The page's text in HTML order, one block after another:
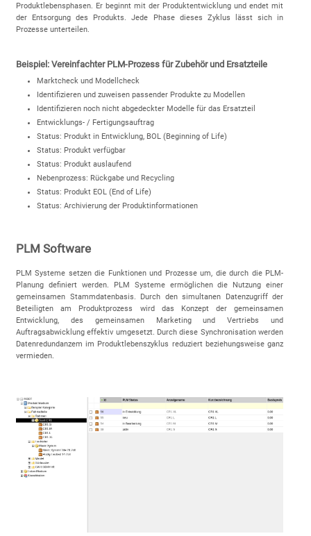
Produktlebensphasen. Er beginnt mit der Produktentwicklung und endet mit
der Entsorgung des Produkts. Jede Phase dieses Zyklus lässt sich in
Prozesse unterteilen.
Beispiel: Vereinfachter PLM-Prozess für Zubehör und Ersatzteile
Marktcheck und Modellcheck
Identifizieren und zuweisen passender Produkte zu Modellen
Identifizieren noch nicht abgedeckter Modelle für das Ersatzteil
Entwicklungs- / Fertigungsauftrag
Status: Produkt in Entwicklung, BOL (Beginning of Life)
Status: Produkt verfügbar
Status: Produkt auslaufend
Nebenprozess: Rückgabe und Recycling
Status: Produkt EOL (End of Life)
Status: Archivierung der Produktinformationen
PLM Software
PLM Systeme setzen die Funktionen und Prozesse um, die durch die PLM-
Planung definiert werden. PLM Systeme ermöglichen die Nutzung einer
gemeinsamen Stammdatenbasis. Durch den simultanen Datenzugriff der
Beteiligten am Produktprozess wird das Konzept der gemeinsamen
Entwicklung, des gemeinsamen Marketing und Vertriebs und
Auftragsabwicklung effektiv umgesetzt. Durch diese Synchronisation werden
Datenredundanzem im Produktlebenszyklus reduziert beziehungsweise ganz
vermieden.